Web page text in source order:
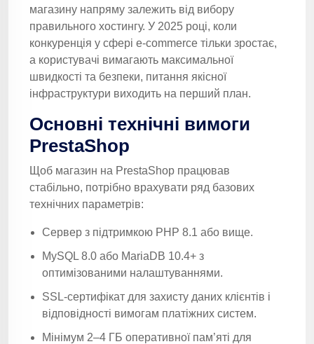
магазину напряму залежить від вибору
правильного хостингу. У 2025 році, коли
конкуренція у сфері e-commerce тільки зростає,
а користувачі вимагають максимальної
швидкості та безпеки, питання якісної
інфраструктури виходить на перший план.
Основні технічні вимоги
PrestaShop
Щоб магазин на PrestaShop працював
стабільно, потрібно врахувати ряд базових
технічних параметрів:
Сервер з підтримкою PHP 8.1 або вище.
MySQL 8.0 або MariaDB 10.4+ з
оптимізованими налаштуваннями.
SSL-сертифікат для захисту даних клієнтів і
відповідності вимогам платіжних систем.
Мінімум 2–4 ГБ оперативної пам’яті для